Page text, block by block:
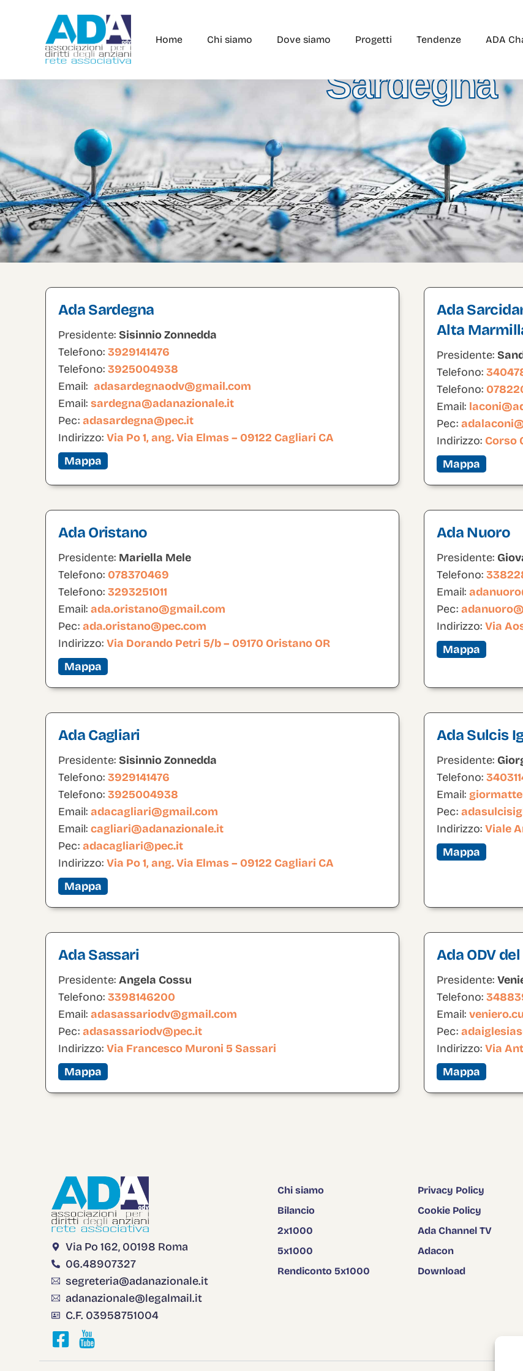
Home Chi siamo Dove siamo Progetti Tendenze ADA
Sardegna
Ada Sardegna
Presidente: Sisinnio Zonnedda
Telefono: 3929141476
Telefono: 3925004938
Email: adasardegnaodv@gmail.com
Email: sardegna@adanazionale.it
Pec: adasardegna@pec.it
Indirizzo: Via Po 1, ang. Via Elmas – 09122 Cagliari CA
Mappa
Ada
Alta
Presidente:
Telefono:
Telefono:
Email:
Pec:
Indirizzo: Corso
Mappa
Ada Oristano
Presidente: Mariella Mele
Telefono: 078370469
Telefono: 3293251011
Email: ada.oristano@gmail.com
Pec: ada.oristano@pec.com
Indirizzo: Via Dorando Petri 5/b – 09170 Oristano OR
Mappa
Ada Nuoro
Presidente:
Telefono:
Email:
Pec:
Indirizzo: Via
Mappa
Ada Cagliari
Presidente: Sisinnio Zonnedda
Telefono: 3929141476
Telefono: 3925004938
Email: adacagliari@gmail.com
Email: cagliari@adanazionale.it
Pec: adacagliari@pec.it
Indirizzo: Via Po 1, ang. Via Elmas – 09122 Cagliari CA
Mappa
Ada Sulcis
Presidente:
Telefono:
Email:
Pec:
Indirizzo: Viale
Mappa
Ada Sassari
Presidente: Angela Cossu
Telefono: 3398146200
Email: adasassariodv@gmail.com
Pec: adasassariodv@pec.it
Indirizzo: Via Francesco Muroni 5 Sassari
Mappa
Ada ODV
Presidente:
Telefono:
Email:
Pec:
Indirizzo: Via
Mappa
Via Po 162, 00198 Roma
06.48907327
segreteria@adanazionale.it
adanazionale@legalmail.it
C.F. 03958751004
Chi siamo
Bilancio
2x1000
5x1000
Rendiconto 5x1000
Privacy Policy
Cookie Policy
Ada Channel TV
Adacon
Download